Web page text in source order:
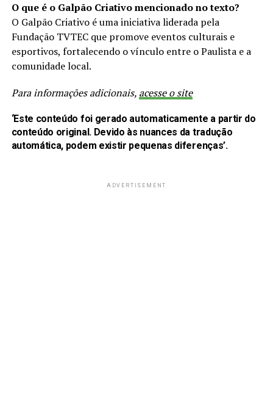
O que é o Galpão Criativo mencionado no texto?
O Galpão Criativo é uma iniciativa liderada pela
Fundação TVTEC que promove eventos culturais e
esportivos, fortalecendo o vínculo entre o Paulista e a
comunidade local.
Para informações adicionais, acesse o site
‘Este conteúdo foi gerado automaticamente a partir do
conteúdo original. Devido às nuances da tradução
automática, podem existir pequenas diferenças’.
ADVERTISEMENT